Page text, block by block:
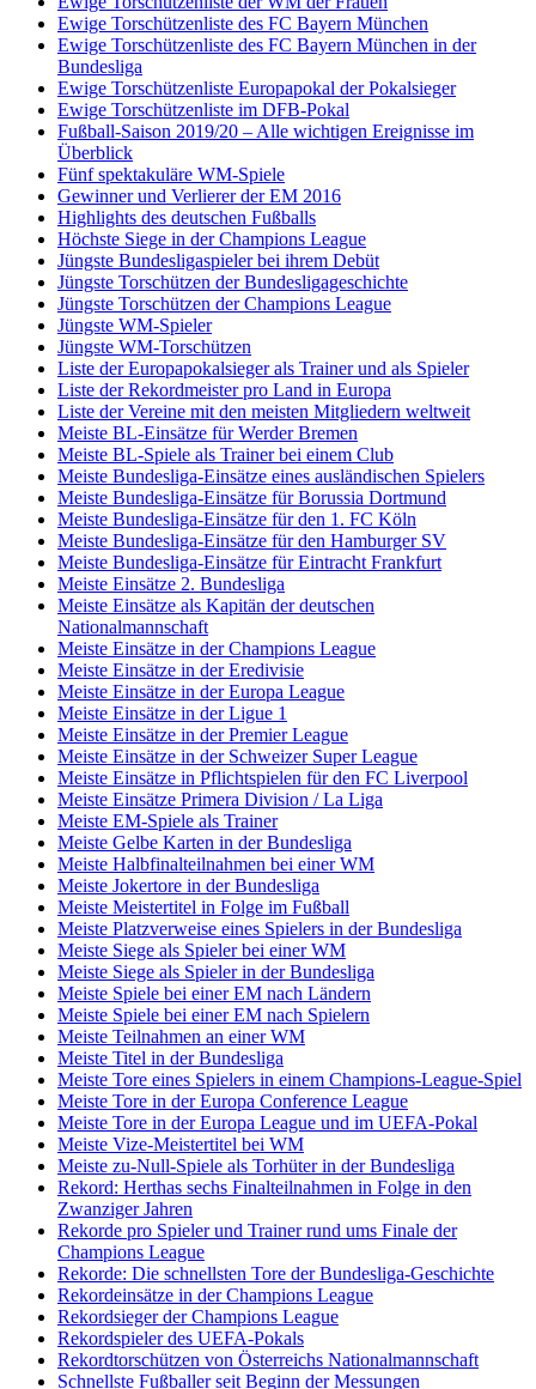
Ewige Torschützenliste des FC Bayern München
Ewige Torschützenliste des FC Bayern München in der
Bundesliga
Ewige Torschützenliste Europapokal der Pokalsieger
Ewige Torschützenliste im DFB-Pokal
Fußball-Saison 2019/20 – Alle wichtigen Ereignisse im
Überblick
Fünf spektakuläre WM-Spiele
Gewinner und Verlierer der EM 2016
Highlights des deutschen Fußballs
Höchste Siege in der Champions League
Jüngste Bundesligaspieler bei ihrem Debüt
Jüngste Torschützen der Bundesligageschichte
Jüngste Torschützen der Champions League
Jüngste WM-Spieler
Jüngste WM-Torschützen
Liste der Europapokalsieger als Trainer und als Spieler
Liste der Rekordmeister pro Land in Europa
Liste der Vereine mit den meisten Mitgliedern weltweit
Meiste BL-Einsätze für Werder Bremen
Meiste BL-Spiele als Trainer bei einem Club
Meiste Bundesliga-Einsätze eines ausländischen Spielers
Meiste Bundesliga-Einsätze für Borussia Dortmund
Meiste Bundesliga-Einsätze für den 1. FC Köln
Meiste Bundesliga-Einsätze für den Hamburger SV
Meiste Bundesliga-Einsätze für Eintracht Frankfurt
Meiste Einsätze 2. Bundesliga
Meiste Einsätze als Kapitän der deutschen
Nationalmannschaft
Meiste Einsätze in der Champions League
Meiste Einsätze in der Eredivisie
Meiste Einsätze in der Europa League
Meiste Einsätze in der Ligue 1
Meiste Einsätze in der Premier League
Meiste Einsätze in der Schweizer Super League
Meiste Einsätze in Pflichtspielen für den FC Liverpool
Meiste Einsätze Primera Division / La Liga
Meiste EM-Spiele als Trainer
Meiste Gelbe Karten in der Bundesliga
Meiste Halbfinalteilnahmen bei einer WM
Meiste Jokertore in der Bundesliga
Meiste Meistertitel in Folge im Fußball
Meiste Platzverweise eines Spielers in der Bundesliga
Meiste Siege als Spieler bei einer WM
Meiste Siege als Spieler in der Bundesliga
Meiste Spiele bei einer EM nach Ländern
Meiste Spiele bei einer EM nach Spielern
Meiste Teilnahmen an einer WM
Meiste Titel in der Bundesliga
Meiste Tore eines Spielers in einem Champions-League-Spiel
Meiste Tore in der Europa Conference League
Meiste Tore in der Europa League und im UEFA-Pokal
Meiste Vize-Meistertitel bei WM
Meiste zu-Null-Spiele als Torhüter in der Bundesliga
Rekord: Herthas sechs Finalteilnahmen in Folge in den
Zwanziger Jahren
Rekorde pro Spieler und Trainer rund ums Finale der
Champions League
Rekorde: Die schnellsten Tore der Bundesliga-Geschichte
Rekordeinsätze in der Champions League
Rekordsieger der Champions League
Rekordspieler des UEFA-Pokals
Rekordtorschützen von Österreichs Nationalmannschaft
Schnellste Fußballer seit Beginn der Messungen